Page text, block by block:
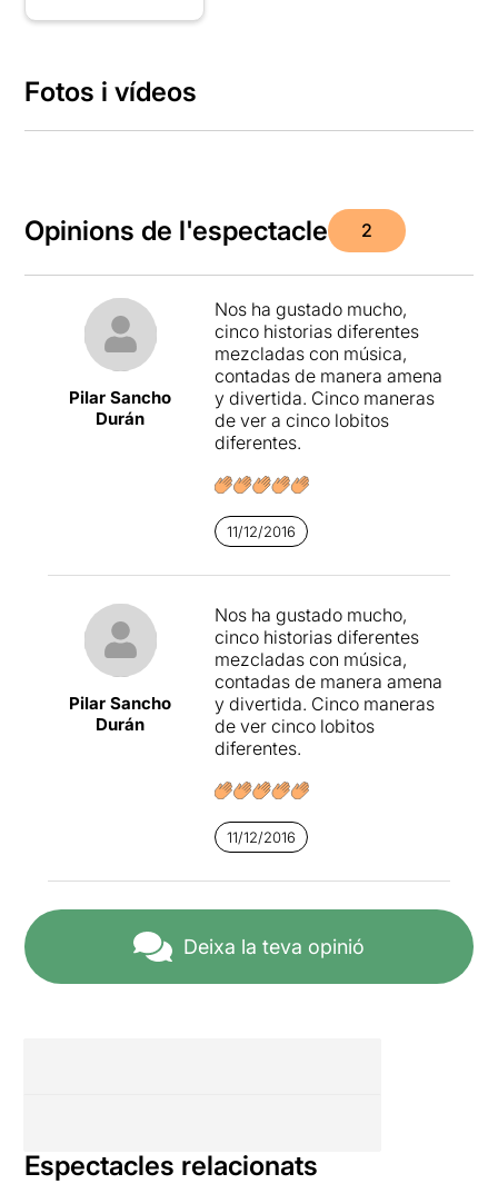
Fotos i vídeos
Opinions de l'espectacle 2
Pilar Sancho
Durán
Nos ha gustado mucho,
cinco historias diferentes
mezcladas con música,
contadas de manera amena
y divertida. Cinco maneras
de ver a cinco lobitos
diferentes.
11/12/2016
Pilar Sancho
Durán
Nos ha gustado mucho,
cinco historias diferentes
mezcladas con música,
contadas de manera amena
y divertida. Cinco maneras
de ver cinco lobitos
diferentes.
11/12/2016
Deixa la teva opinió
Espectacles relacionats